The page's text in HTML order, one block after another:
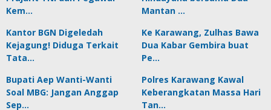
Kem…
Mantan …
Kantor BGN Digeledah
Kejagung! Diduga Terkait
Tata…
Ke Karawang, Zulhas Bawa
Dua Kabar Gembira buat
Pe…
Bupati Aep Wanti-Wanti
Soal MBG: Jangan Anggap
Sep…
Polres Karawang Kawal
Keberangkatan Massa Hari
Tan…